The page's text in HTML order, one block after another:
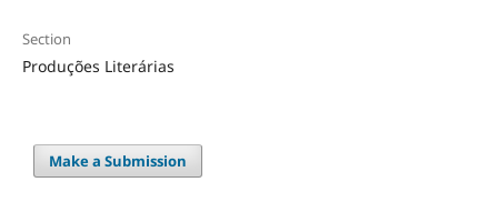
Section
Produções Literárias
Make a Submission